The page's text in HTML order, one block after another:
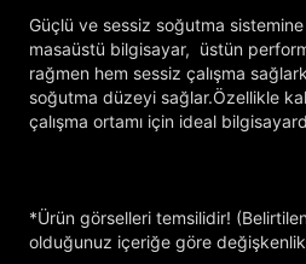
Güçlü ve sessiz soğutma
masaüstü bilgisayar, üstün
rağmen hem sessiz çalışma
soğutma düzeyi sağlar.Özellikle
çalışma ortamı için ideal
*Ürün görselleri temsilidir!
olduğunuz içeriğe göre